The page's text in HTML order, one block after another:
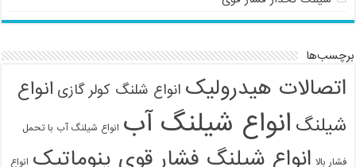
برچسب‌ها
اتصالات هیدرولیک انواع شلنگ کولر گازی انواع
شیلنگ انواع شیلنگ آب انواع شیلنگ آب با تحمل
فشار بالا انواع شیلنگ فشار قوی پنوماتیک انواع